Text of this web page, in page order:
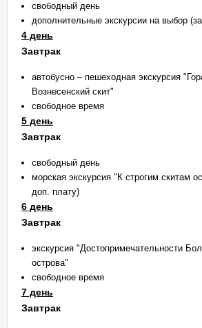
свободный день
дополнительные экскурсии на выбор
4 день
Завтрак
автобусно – пешеходная экскурсия
Вознесенский скит"
свободное время
5 день
Завтрак
свободный день
морская экскурсия "К строгим скитам
доп. плату)
6 день
Завтрак
экскурсия "Достопримечательности
острова"
свободное время
7 день
Завтрак